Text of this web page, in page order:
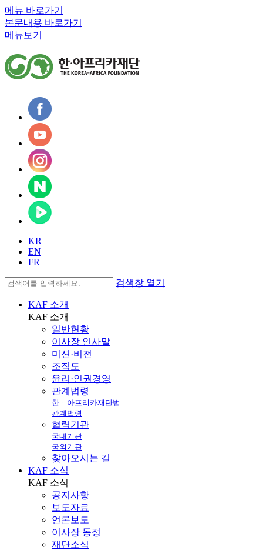
메뉴 바로가기
본문내용 바로가기
메뉴보기
KR
EN
FR
검색창 열기
KAF 소개
KAF 소개
일반현황
이사장 인사말
미션·비전
조직도
윤리·인권경영
관계법령
한ㆍ아프리카재단법
관계법령
협력기관
국내기관
국외기관
찾아오시는 길
KAF 소식
KAF 소식
공지사항
보도자료
언론보도
이사장 동정
재단소식